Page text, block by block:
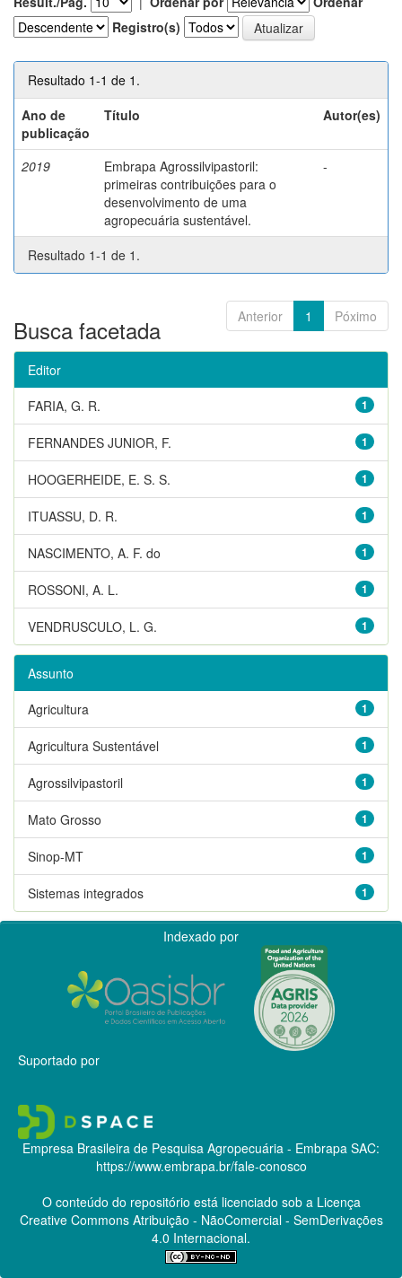
Registro(s)
Resultado 1-1 de 1.
Ano de
publicação
Título Autor(es)
2019
Embrapa Agrossilvipastoril:
primeiras contribuições para o
desenvolvimento de uma
agropecuária sustentável.
-
Resultado 1-1 de 1.
Anterior 1 Póximo
Busca facetada
Editor
1
FARIA, G. R.
1
FERNANDES JUNIOR, F.
1
HOOGERHEIDE, E. S. S.
1
ITUASSU, D. R.
1
NASCIMENTO, A. F. do
1
ROSSONI, A. L.
1
VENDRUSCULO, L. G.
Assunto
1
Agricultura
1
Agricultura Sustentável
1
Agrossilvipastoril
1
Mato Grosso
1
Sinop-MT
1
Sistemas integrados
Indexado por
Suportado por
Empresa Brasileira de Pesquisa Agropecuária - Embrapa SAC:
https://www.embrapa.br/fale-conosco
O conteúdo do repositório está licenciado sob a Licença
Creative CommonsAtribuição - NãoComercial - SemDerivações
4.0 Internacional.